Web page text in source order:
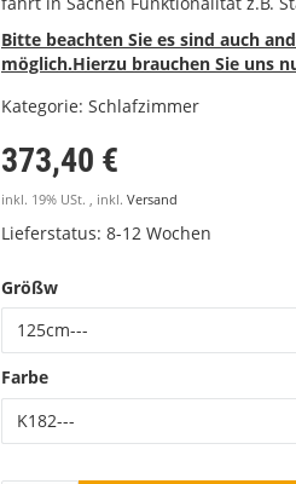
Bitte beachten Sie es sind auch
möglich.Hierzu brauchen Sie uns
Kategorie: Schlafzimmer
373,40 €
inkl. 19% USt. , inkl. Versand
Lieferstatus: 8-12 Wochen
Größw
125cm---
Farbe
K182---